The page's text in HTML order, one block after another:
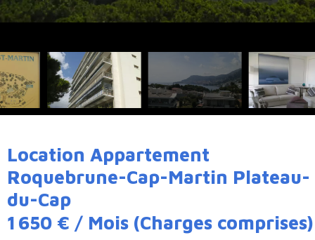
Location Appartement
Roquebrune-Cap-Martin Plateau-
du-Cap
1 650 € / Mois (Charges comprises)